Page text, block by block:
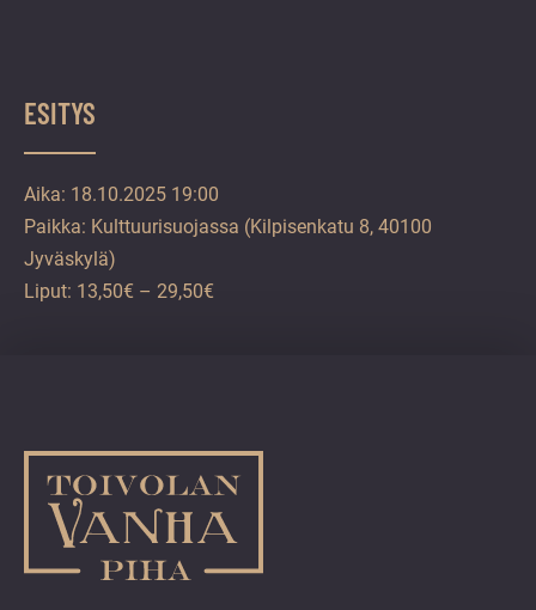
ESITYS
Aika: 18.10.2025 19:00
Paikka: Kulttuurisuojassa (Kilpisenkatu 8, 40100
Jyväskylä)
Liput: 13,50€ – 29,50€